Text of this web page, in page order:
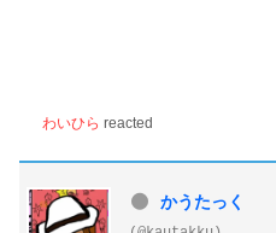
わいひら reacted
かうたっく